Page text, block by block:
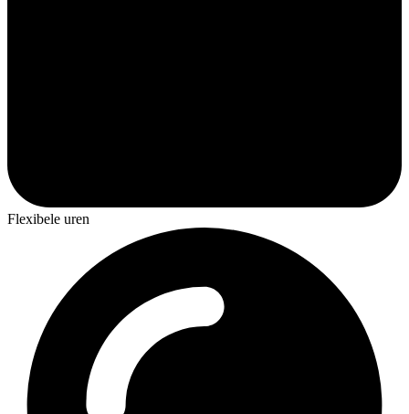
Flexibele uren